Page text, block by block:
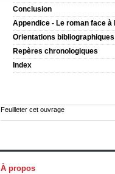
Conclusion
Appendice - Le roman face à
Orientations bibliographiques
Repères chronologiques
Index
Feuilleter cet ouvrage
À propos